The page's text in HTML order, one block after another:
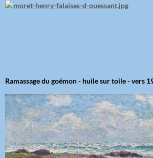
Ramassage du goémon - huile sur toile - vers